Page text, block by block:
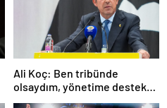
Ali Koç: Ben tribünde
olsaydım, yönetime destek
olurdum